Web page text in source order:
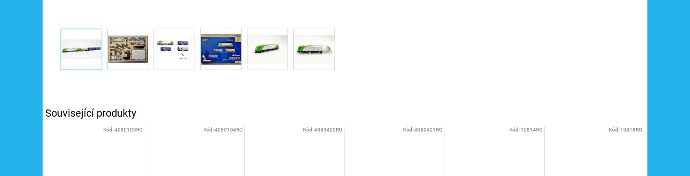
Související produkty
Kód:4080105RO Kód:4080104RO Kód:4080420RO Kód:4080421RO Kód: 10814RO Kód: 10818RO